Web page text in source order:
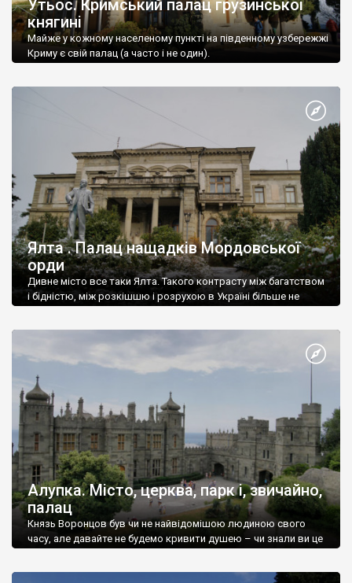
Утьос. Кримський палац грузинської
княгині
Майже у кожному населеному пункті на південному узбережжі
Криму є свій палац (а часто і не один).
Ялта . Палац нащадків Мордовської
орди
Дивне місто все таки Ялта. Такого контрасту між багатством
і бідністю, між розкішшю і розрухою в Україні більше не
Алупка. Місто, церква, парк і, звичайно,
палац
Князь Воронцов був чи не найвідомішою людиною свого
часу, але давайте не будемо кривити душею – чи знали ви це